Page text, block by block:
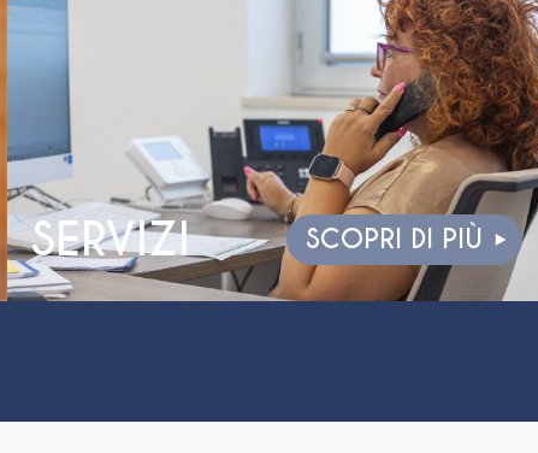
SCOPRI DI PIÙ
SERVIZI